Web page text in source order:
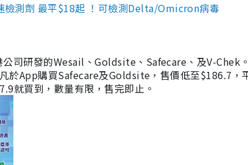
檢測劑 最平$18起 ！可檢測Delta/Omicron病毒
司研發的Wesail、Goldsite、Safecare、及V-Chek
於App購買Safecare及Goldsite，售價低至$186.7，
就買到，數量有限，售完即止。